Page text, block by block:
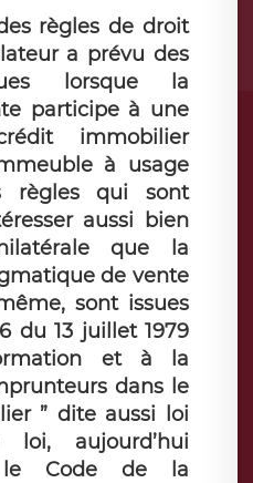
règles de droit
a prévu des
lorsque la
participe à une
immobilier
à usage
règles qui sont
aussi bien
que la
de vente
sont issues
du 13 juillet 1979
et à la
dans le
” dite aussi loi
loi, aujourd’hui
le Code de la